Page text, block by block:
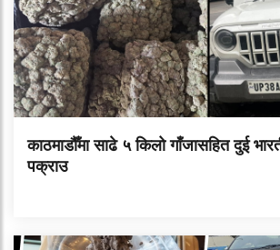
काठमाडौँमा साढे ५ किलो गाँजासहित दुई
पक्राउ